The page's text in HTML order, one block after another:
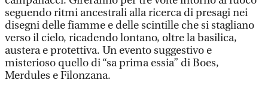
seguendo ritmi ancestrali alla ricerca di presagi nei
disegni delle fiamme e delle scintille che si stagliano
verso il cielo, ricadendo lontano, oltre la basilica,
austera e protettiva. Un evento suggestivo e
misterioso quello di “sa prima essia” di Boes,
Merdules e Filonzana.